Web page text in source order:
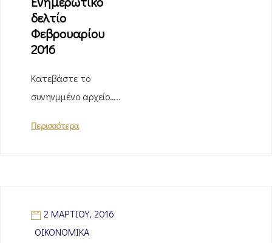
δελτίο
Φεβρουαρίου
2016
Κατεβάστε το
συνηνμμένο αρχείο…..
Περισσότερα
2 ΜΑΡΤΊΟΥ, 2016
ΟΙΚΟΝΟΜΙΚΆ